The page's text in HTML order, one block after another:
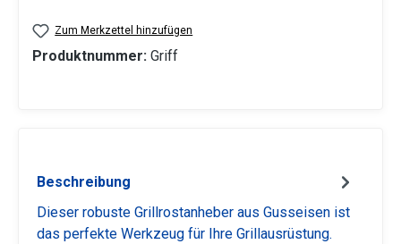
Zum Merkzettel hinzufügen
Produktnummer: Griff
Beschreibung
Dieser robuste Grillrostanheber aus Gusseisen ist
das perfekte Werkzeug für Ihre Grillausrüstung.